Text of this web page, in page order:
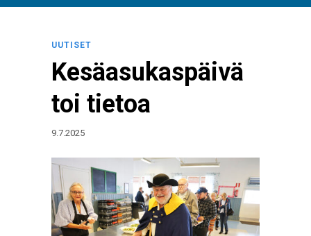
UUTISET
Kesäasukaspäivä
toi tietoa
9.7.2025